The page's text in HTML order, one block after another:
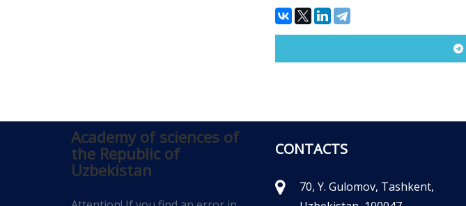
Academy of sciences of
the Republic of
Uzbekistan
CONTACTS
70, Y. Gulomov, Tashkent,